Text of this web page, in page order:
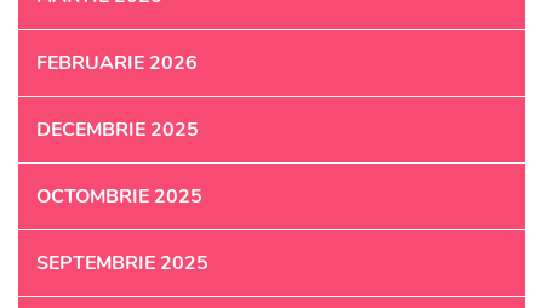
FEBRUARIE 2026
DECEMBRIE 2025
OCTOMBRIE 2025
SEPTEMBRIE 2025